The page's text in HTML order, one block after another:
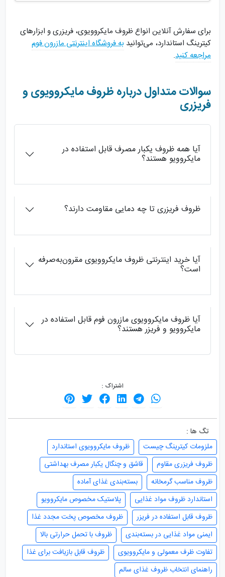
برای سفارش آنلاین انواع ظروف مایکروویوی، فریزری و ابزارهای
کیترینگ استاندارد، می‌توانید به فروشگاه اینترنتی مازرون فوم
مراجعه کنید.
سوالات متداول درباره ظروف مایکروویوی و
فریزری
آیا همه ظروف یکبار مصرف قابل استفاده در
مایکروویو هستند؟
ظروف فریزری تا چه دمایی مقاومت دارند؟
آیا خرید اینترنتی ظروف مایکروویوی مقرون‌به‌صرفه
است؟
آیا ظروف مایکروویوی مازرون فوم قابل استفاده در
مایکروویو و فریزر هستند؟
اشتراک :
تگ ها :
ملزومات کیترینگ چیست
ظروف مایکروویوی استاندارد
ظروف فریزری مقاوم
قاشق و چنگال یکبار مصرف بهداشتی
ظروف مناسب گرمخانه
بسته‌بندی غذای آماده
استاندارد ظروف مواد غذایی
پلاستیک مخصوص مایکروویو
ظروف قابل استفاده در فریزر
ظروف مخصوص پخت مجدد غذا
ایمنی مواد غذایی در بسته‌بندی
ظروف با تحمل حرارتی بالا
تفاوت ظرف معمولی و مایکروویوی
ظروف قابل بازیافت برای غذا
راهنمای انتخاب ظروف غذای سالم